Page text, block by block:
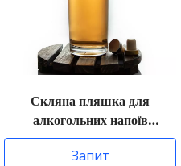
Скляна пляшка для
алкогольних напоїв
Tennessee
Запит